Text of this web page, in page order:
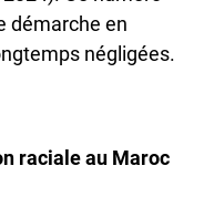
démarche en
négligées.
raciale au Maroc